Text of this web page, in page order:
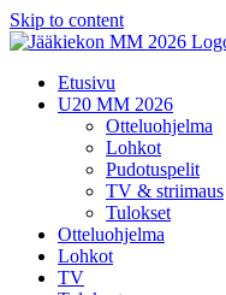
Skip to content
Etusivu
U20 MM 2026
Otteluohjelma
Lohkot
Pudotuspelit
TV & striimaus
Tulokset
Otteluohjelma
Lohkot
TV